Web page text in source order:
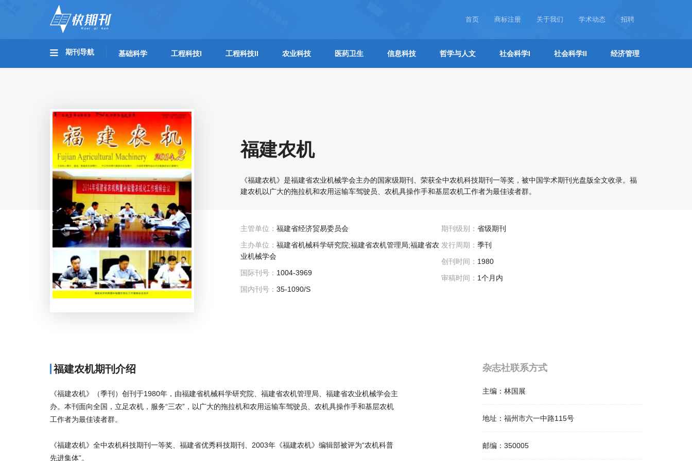
首页 商标注册 关于我们 学术动态 招聘
期刊导航 基础科学 工程科技I 工程科技II 农业科技 医药卫生 信息科技 哲学与人文 社会科学I 社会科学II 经济管理
福建农机
《福建农机》是福建省农业机械学会主办的国家级期刊、荣获全中农机科技期刊一等奖，被中国学术期刊光盘版全文收录。福
建农机以广大的拖拉机和农用运输车驾驶员、农机具操作手和基层农机工作者为最佳读者群。
主管单位： 福建省经济贸易委员会
主办单位： 福建省机械科学研究院;福建省农机管理局;福建省农
业机械学会
国际刊号： 1004-3969
国内刊号： 35-1090/S
期刊级别： 省级期刊
发行周期： 季刊
创刊时间： 1980
审稿时间： 1个月内
福建农机期刊介绍
《福建农机》（季刊）创刊于1980年，由福建省机械科学研究院、福建省农机管理局、福建省农业机械学会主
办。本刊面向全国，立足农机，服务“三农”，以广大的拖拉机和农用运输车驾驶员、农机具操作手和基层农机
工作者为最佳读者群。
《福建农机》全中农机科技期刊一等奖、福建省优秀科技期刊、2003年《福建农机》编辑部被评为“农机科普
先进集体”。
杂志社联系方式
主编： 林国展
地址： 福州市六一中路115号
邮编： 350005